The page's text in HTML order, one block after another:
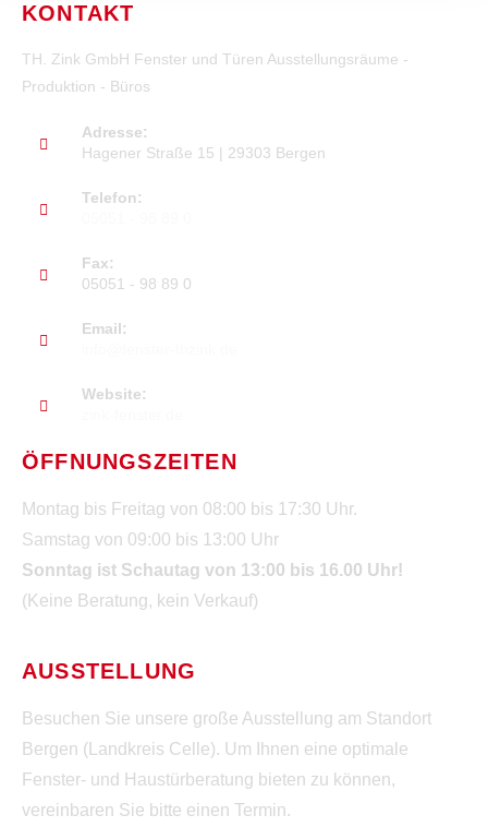
KONTAKT
TH. Zink GmbH Fenster und Türen Ausstellungsräume -
Produktion - Büros
Adresse:
Hagener Straße 15 | 29303 Bergen
Telefon:
Fax:
05051 - 98 89 0
Email:
Website:
ÖFFNUNGSZEITEN
Montag bis Freitag von 08:00 bis 17:30 Uhr.
Samstag von 09:00 bis 13:00 Uhr
Sonntag ist Schautag von 13:00 bis 16.00 Uhr!
(Keine Beratung, kein Verkauf)
AUSSTELLUNG
Besuchen Sie unsere große Ausstellung am Standort
Bergen (Landkreis Celle). Um Ihnen eine optimale
Fenster- und Haustürberatung bieten zu können,
vereinbaren Sie bitte einen Termin.